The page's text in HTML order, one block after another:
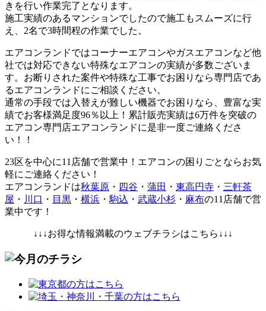
きを行い作業完了となります。
施工実績のあるマンションでしたので施工もスムーズに行
え、2名で3時間程の作業でした。
エアコンランドではコーナーエアコンやガスエアコンなど他
社では対応できない特殊なエアコンの実績が多数ございま
す。お断りされた案件や特殊な工事でお困りなら専門店であ
るエアコンランドにご相談ください。
通常の手段では入替えが難しい機器でお困りなら、豊富な実
績でお客様満足度96％以上！累計販売実績は6万件を突破の
エアコン専門店エアコンランドに是非一度ご連絡くださ
い！！
23区を中心に11店舗で営業中！エアコンの困りごとならお気
軽にご連絡ください！
エアコンランドは秋葉原 ・ 四谷 ・ 蒲田 ・ 東高円寺 ・ 三軒茶
屋 ・ 川口 ・ 目黒 ・ 横浜 ・ 駒込 ・ 武蔵小杉 ・ 麻布の11店舗で営
業中です！
↓↓↓お得な情報満載のウェブチラシはこちら↓↓↓